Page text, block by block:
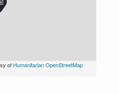
of Humanitarian OpenStreetMap